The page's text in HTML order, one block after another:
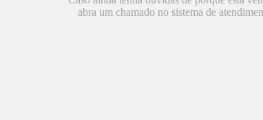
abra um chamado no sistema de